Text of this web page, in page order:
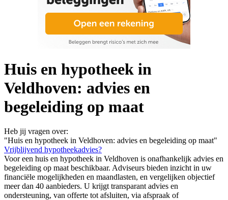
Huis en hypotheek in
Veldhoven: advies en
begeleiding op maat
Heb jij vragen over:
"Huis en hypotheek in Veldhoven: advies en begeleiding op maat"
Vrijblijvend hypotheekadvies?
Voor een huis en hypotheek in Veldhoven is onafhankelijk advies en
begeleiding op maat beschikbaar. Adviseurs bieden inzicht in uw
financiële mogelijkheden en maandlasten, en vergelijken objectief
meer dan 40 aanbieders. U krijgt transparant advies en
ondersteuning, van offerte tot afsluiten, via afspraak of